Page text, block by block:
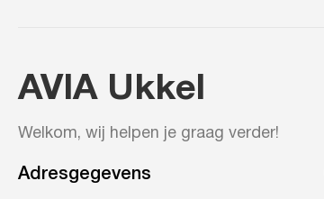
AVIA Ukkel
Welkom, wij helpen je graag verder!
Adresgegevens